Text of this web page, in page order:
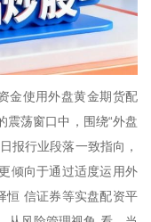
金使用外盘黄金期货配
震荡窗口中，围绕“外盘
报行业段落一致指向，
倾向于通过适度运用外
恒 信证券等实盘配资平